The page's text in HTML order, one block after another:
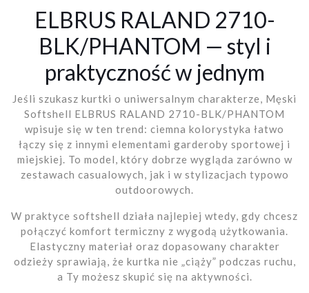
ELBRUS RALAND 2710-
BLK/PHANTOM — styl i
praktyczność w jednym
Jeśli szukasz kurtki o uniwersalnym charakterze, Męski
Softshell ELBRUS RALAND 2710-BLK/PHANTOM
wpisuje się w ten trend: ciemna kolorystyka łatwo
łączy się z innymi elementami garderoby sportowej i
miejskiej. To model, który dobrze wygląda zarówno w
zestawach casualowych, jak i w stylizacjach typowo
outdoorowych.
W praktyce softshell działa najlepiej wtedy, gdy chcesz
połączyć komfort termiczny z wygodą użytkowania.
Elastyczny materiał oraz dopasowany charakter
odzieży sprawiają, że kurtka nie „ciąży” podczas ruchu,
a Ty możesz skupić się na aktywności.